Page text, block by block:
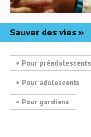
Sauver des vies
Pour préadolescents
Pour adolescents
Pour gardiens